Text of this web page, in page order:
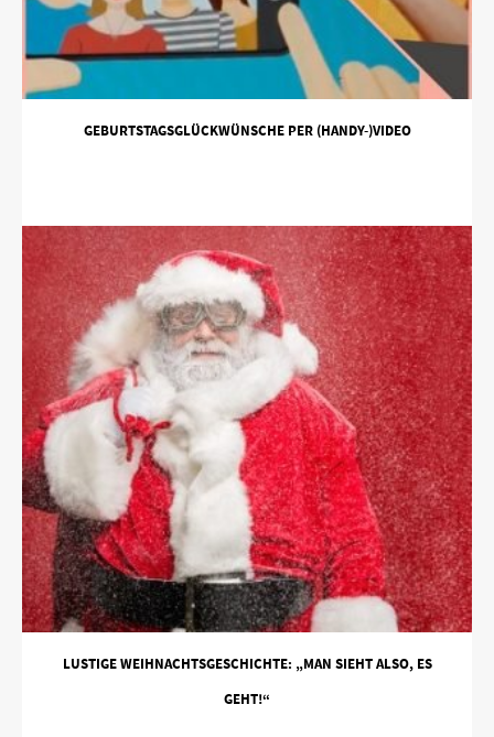
GEBURTSTAGSGLÜCKWÜNSCHE PER (HANDY-)VIDEO
LUSTIGE WEIHNACHTSGESCHICHTE: „MAN SIEHT ALSO, ES
GEHT!“